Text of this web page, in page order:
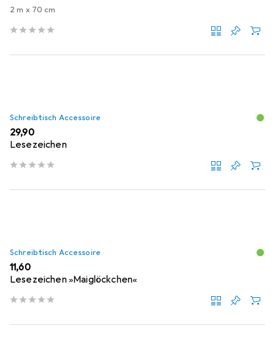
2 m x 70 cm
Schreibtisch Accessoire
EUR
29,90
Lesezeichen
Schreibtisch Accessoire
EUR
11,60
Lesezeichen »Maiglöckchen«